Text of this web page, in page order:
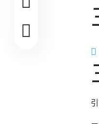
引